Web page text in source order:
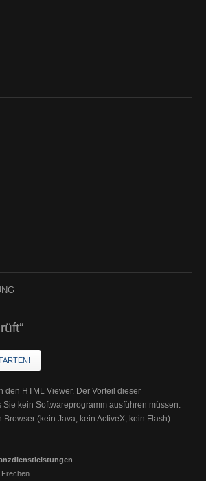
den HTML Viewer. Der Vorteil dieser
Sie kein Softwareprogramm ausführen müssen.
(kein Java, kein ActiveX, kein Flash).
Frechen